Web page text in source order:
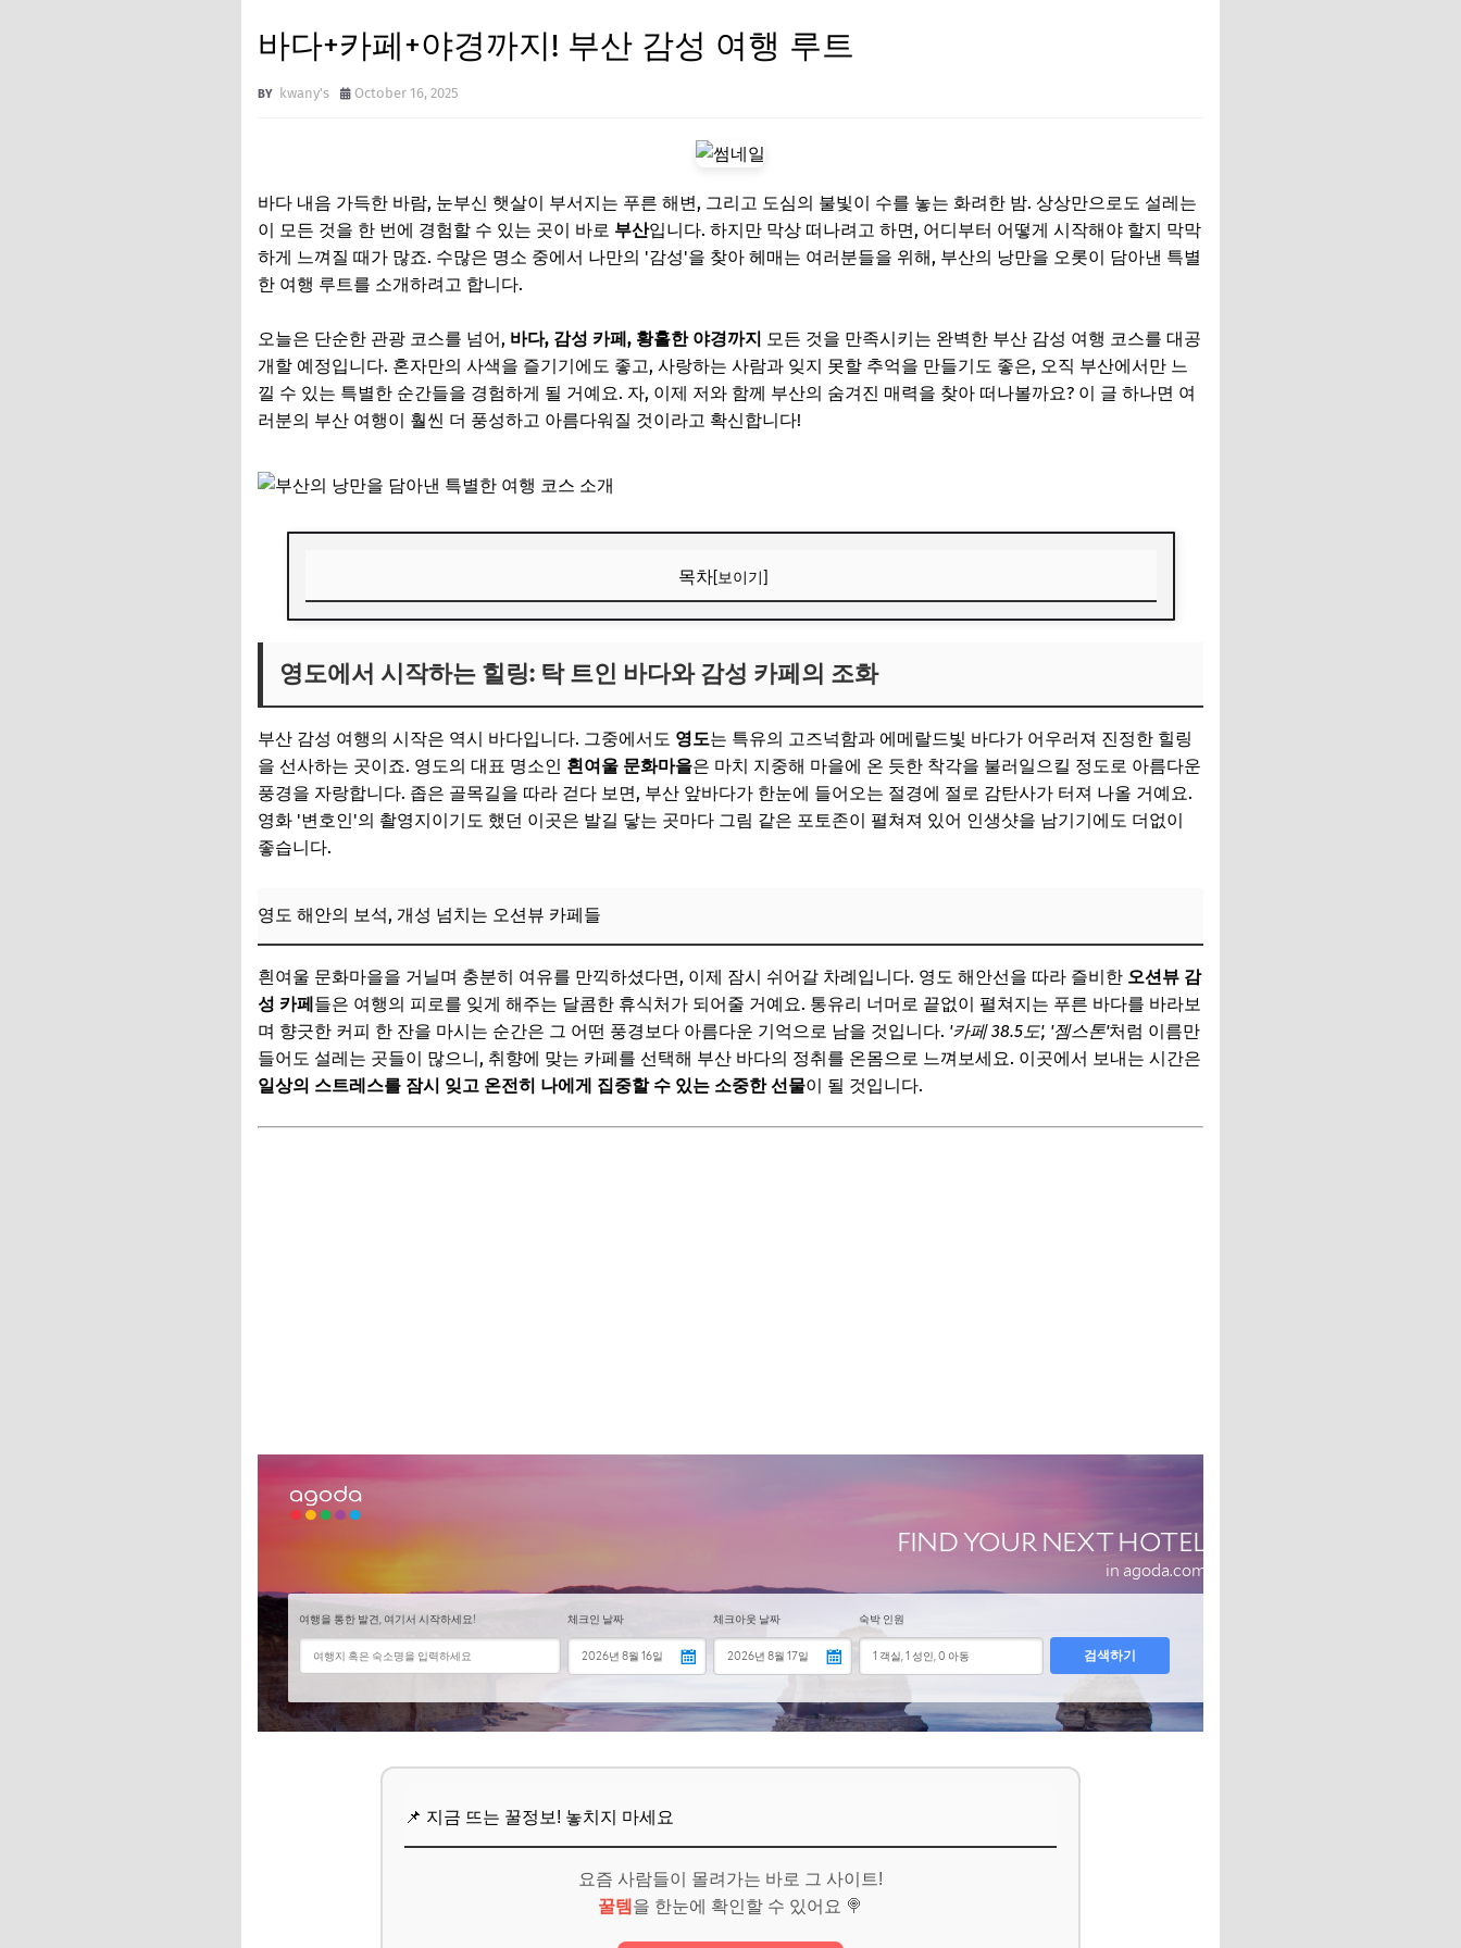
바다+카페+야경까지! 부산 감성 여행 루트
kwany's October 16, 2025
바다 내음 가득한 바람, 눈부신 햇살이 부서지는 푸른 해변, 그리고 도심의 불빛이 수를 놓는 화려한 밤. 상상만으로도 설레는
이 모든 것을 한 번에 경험할 수 있는 곳이 바로 부산입니다. 하지만 막상 떠나려고 하면, 어디부터 어떻게 시작해야 할지 막막
하게 느껴질 때가 많죠. 수많은 명소 중에서 나만의 '감성'을 찾아 헤매는 여러분들을 위해, 부산의 낭만을 오롯이 담아낸 특별
한 여행 루트를 소개하려고 합니다.
오늘은 단순한 관광 코스를 넘어, 바다, 감성 카페, 황홀한 야경까지 모든 것을 만족시키는 완벽한 부산 감성 여행 코스를 대공
개할 예정입니다. 혼자만의 사색을 즐기기에도 좋고, 사랑하는 사람과 잊지 못할 추억을 만들기도 좋은, 오직 부산에서만 느
낄 수 있는 특별한 순간들을 경험하게 될 거예요. 자, 이제 저와 함께 부산의 숨겨진 매력을 찾아 떠나볼까요? 이 글 하나면 여
러분의 부산 여행이 훨씬 더 풍성하고 아름다워질 것이라고 확신합니다!
목차[보이기]
영도 해안의 보석, 개성 넘치는 오션뷰 카페들
추가할인 코드 WRVE6
황홀한 부산의 밤: 반짝이는 야경 속으로
추가할인 코드 WRVE6
놓칠 수 없는 부산의 맛과 숨겨진 감성 스팟
현지인만 아는 감성 포토존과 특별한 경험
📌 지금 뜨는 꿀정보! 놓치지 마세요
추가할인 코드 WRVE6
📌 지금 뜨는 꿀정보! 놓치지 마세요
추가할인 코드 WRVE6
영도에서 시작하는 힐링: 탁 트인 바다와 감성 카페의 조화
부산 감성 여행의 시작은 역시 바다입니다. 그중에서도 영도는 특유의 고즈넉함과 에메랄드빛 바다가 어우러져 진정한 힐링
을 선사하는 곳이죠. 영도의 대표 명소인 흰여울 문화마을은 마치 지중해 마을에 온 듯한 착각을 불러일으킬 정도로 아름다운
풍경을 자랑합니다. 좁은 골목길을 따라 걷다 보면, 부산 앞바다가 한눈에 들어오는 절경에 절로 감탄사가 터져 나올 거예요.
영화 '변호인'의 촬영지이기도 했던 이곳은 발길 닿는 곳마다 그림 같은 포토존이 펼쳐져 있어 인생샷을 남기기에도 더없이
좋습니다.
영도 해안의 보석, 개성 넘치는 오션뷰 카페들
흰여울 문화마을을 거닐며 충분히 여유를 만끽하셨다면, 이제 잠시 쉬어갈 차례입니다. 영도 해안선을 따라 즐비한 오션뷰 감
성 카페들은 여행의 피로를 잊게 해주는 달콤한 휴식처가 되어줄 거예요. 통유리 너머로 끝없이 펼쳐지는 푸른 바다를 바라보
며 향긋한 커피 한 잔을 마시는 순간은 그 어떤 풍경보다 아름다운 기억으로 남을 것입니다. '카페 38.5도', '젬스톤'처럼 이름만
들어도 설레는 곳들이 많으니, 취향에 맞는 카페를 선택해 부산 바다의 정취를 온몸으로 느껴보세요. 이곳에서 보내는 시간은
일상의 스트레스를 잠시 잊고 온전히 나에게 집중할 수 있는 소중한 선물이 될 것입니다.
📌 지금 뜨는 꿀정보! 놓치지 마세요
요즘 사람들이 몰려가는 바로 그 사이트!
꿀템 을 한눈에 확인할 수 있어요 🍭